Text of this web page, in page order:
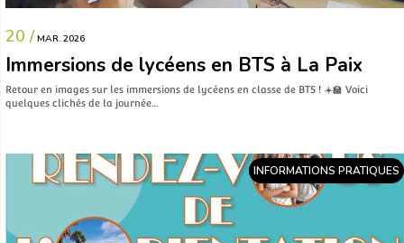
20 / MAR. 2026
Immersions de lycéens en BTS à La Paix
Retour en images sur les immersions de lycéens en classe de BTS ! ☀️🏫 Voici
quelques clichés de la journée…
INFORMATIONS PRATIQUES